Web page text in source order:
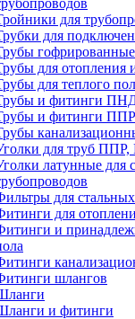
для
для
гофрированные
для отопления
для теплого
и фитинги
и фитинги ППР
для труб ППР,
латунные для
для
для
и
шлангов
и фитинги